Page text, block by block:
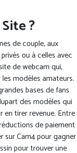
?
de couple, aux
ou à celles avec
de webcam qui,
modèles amateurs.
bases de fans
des modèles qui
en tirer revenue. Entre
de paiement
sur Cam4 pour gagner
pour trouver une